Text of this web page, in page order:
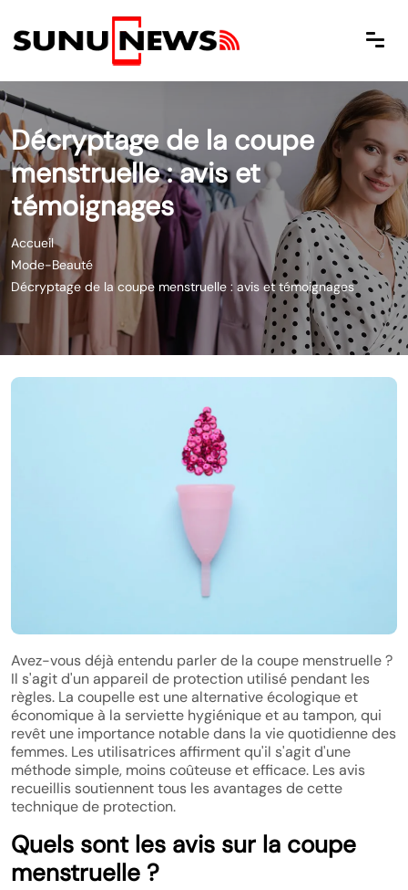
Décryptage de la coupe
menstruelle : avis et
témoignages
Accueil
Mode-Beauté
Décryptage de la coupe menstruelle : avis et témoignages
Avez-vous déjà entendu parler de la coupe menstruelle ?
Il s'agit d'un appareil de protection utilisé pendant les
règles. La coupelle est une alternative écologique et
économique à la serviette hygiénique et au tampon, qui
revêt une importance notable dans la vie quotidienne des
femmes. Les utilisatrices affirment qu'il s'agit d'une
méthode simple, moins coûteuse et efficace. Les avis
recueillis soutiennent tous les avantages de cette
technique de protection.
Quels sont les avis sur la coupe
menstruelle ?